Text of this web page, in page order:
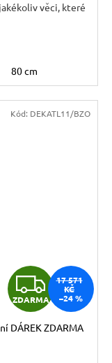
věci, které
80 cm
Z
D
ZDARMA
17 571
KČ
–24 %
DÁREK ZDARMA
Kód: DEKATL11/BZO